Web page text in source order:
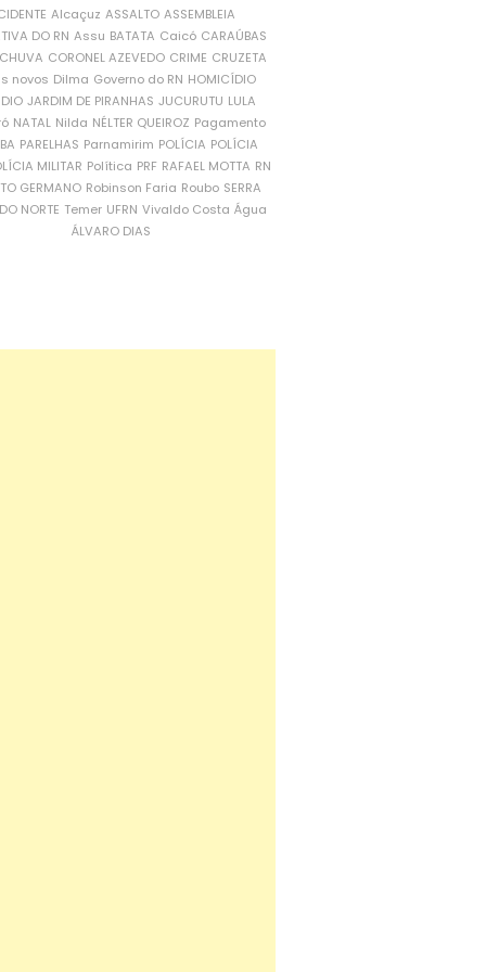
Alcaçuz ASSALTO ASSEMBLEIA
DO RN Assu BATATA Caicó CARAÚBAS
CORONEL AZEVEDO CRIME CRUZETA
novos Dilma Governo do RN HOMICÍDIO
JARDIM DE PIRANHAS JUCURUTU LULA
NATAL Nilda NÉLTER QUEIROZ Pagamento
PARELHAS Parnamirim POLÍCIA POLÍCIA
MILITAR Política PRF RAFAEL MOTTA RN
GERMANO Robinson Faria Roubo SERRA
NORTE Temer UFRN Vivaldo Costa Água
ÁLVARO DIAS